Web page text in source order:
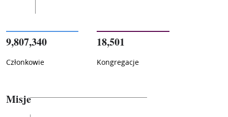
9,807,340
Członkowie
18,501
Kongregacje
Misje